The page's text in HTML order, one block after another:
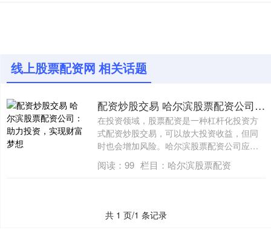
线上股票配资网 相关话题
配资炒股交易 哈尔滨股票配资公司：助力投资，实现财富梦想
在投资领域，股票配资是一种杠杆化投资方
式配资炒股交易，可以放大投资收益，但同
时也会增加风险。哈尔滨股票配资公司应运
而生，....
阅读： 99 栏目： 哈尔滨股票配资
共 1 页/1 条记录